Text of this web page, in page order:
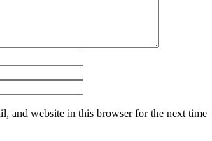
and website in this browser for the next time